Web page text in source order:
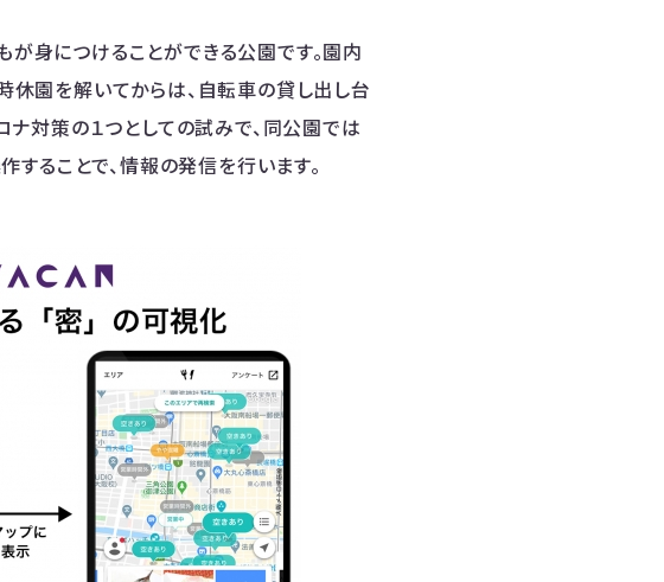
身につけることができる公園です。園内
園を解いてからは、自転車の貸し出し台
対策の１つとしての試みで、同公園では
することで、情報の発信を行います。